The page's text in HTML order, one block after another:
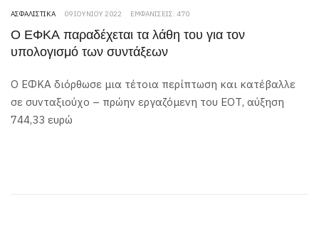
ΑΣΦΑΛΙΣΤΙΚΆ 09 ΙΟΥΝΊΟΥ 2022 ΕΜΦΑΝΊΣΕΙΣ: 470
Ο ΕΦΚΑ παραδέχεται τα λάθη του για τον
υπολογισμό των συντάξεων
Ο ΕΦΚΑ διόρθωσε μια τέτοια περίπτωση και κατέβαλλε
σε συνταξιούχο – πρώην εργαζόμενη του ΕΟΤ, αύξηση
744,33 ευρώ